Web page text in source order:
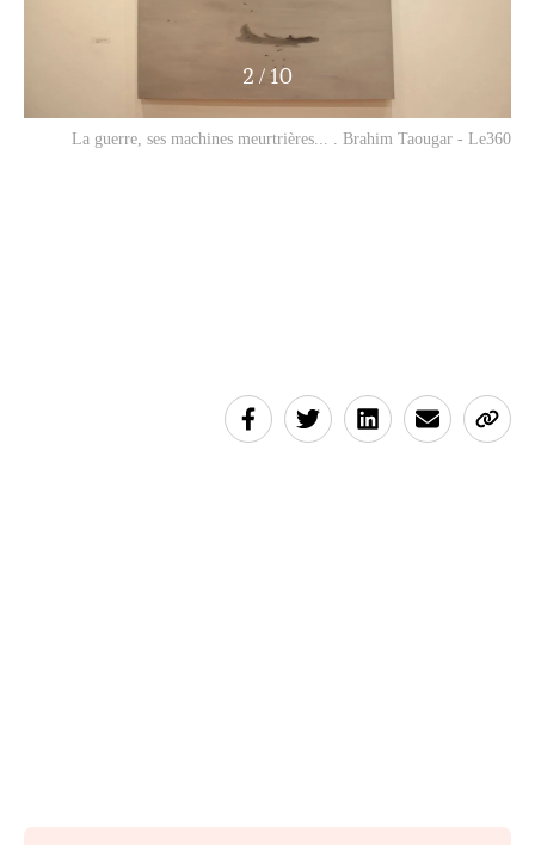
2 / 10
La guerre, ses machines meurtrières... . Brahim Taougar - Le360